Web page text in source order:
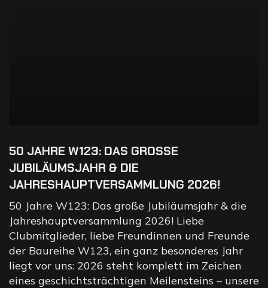
50 JAHRE W123: DAS GROSSE J
UBILÄUMSJAHR & DIE J
AHRESHAUPTVERSAMMLUNG 2026!
50 Jahre W123: Das große Jubiläumsjahr & die
Jahreshauptversammlung 2026! Liebe
Clubmitglieder, liebe Freundinnen und Freunde
der Baureihe W123, ein ganz besonderes Jahr
liegt vor uns: 2026 steht komplett im Zeichen
eines geschichtsträchtigen Meilensteins – unsere